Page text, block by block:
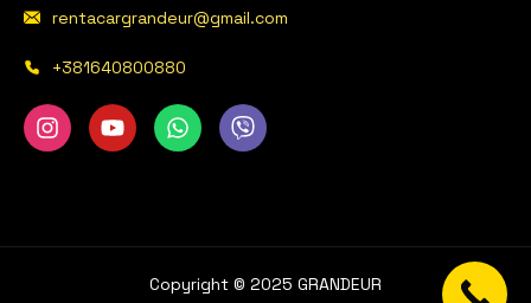
rentacargrandeur@gmail.com
+381640800880
Copyright © 2025 GRANDEUR